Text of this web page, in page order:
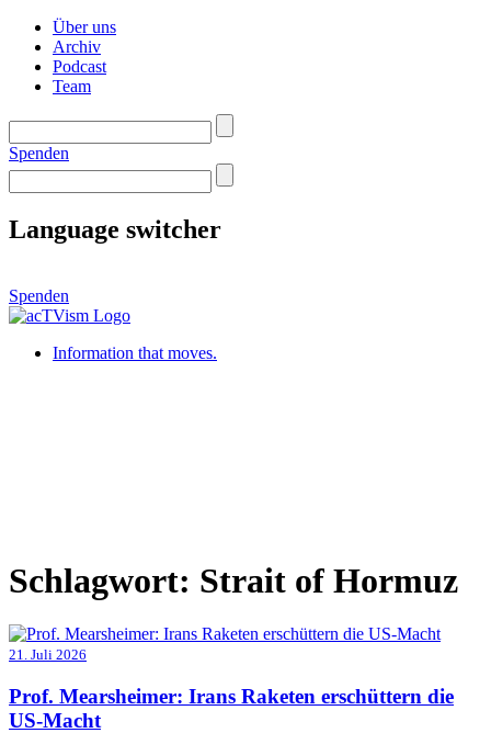
Über uns
Archiv
Podcast
Team
Spenden
Language switcher
Spenden
Information that moves.
Schlagwort: Strait of Hormuz
21. Juli 2026
Prof. Mearsheimer: Irans Raketen erschüttern die
US-Macht